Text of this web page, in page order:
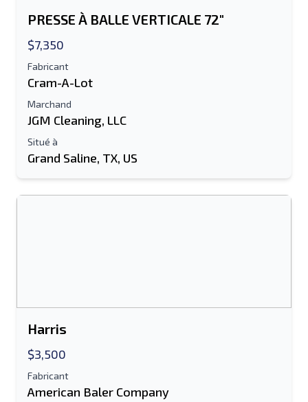
Adresse e-mail
Mobile
Envoyer
PRESSE À BALLE VERTICALE 72"
$7,350
Fabricant
Cram-A-Lot
Marchand
JGM Cleaning, LLC
Situé à
Grand Saline, TX, US
Harris
$3,500
Fabricant
American Baler Company
Liste de texte sur un appareil mobile
Ton nom complet
Information additionnelle